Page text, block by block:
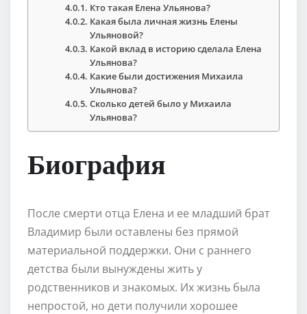
Кто такая Елена Ульянова?
Какая была личная жизнь Елены
Ульяновой?
Какой вклад в историю сделала Елена
Ульянова?
Какие были достижения Михаила
Ульянова?
Сколько детей было у Михаила
Ульянова?
Биография
После смерти отца Елена и ее младший брат
Владимир были оставлены без прямой
материальной поддержки. Они с раннего
детства были вынуждены жить у
родственников и знакомых. Их жизнь была
непростой, но дети получили хорошее